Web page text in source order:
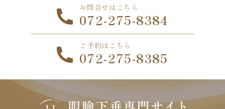
お問合せはこちら
072-275-8384
ご予約はこちら
072-275-8385